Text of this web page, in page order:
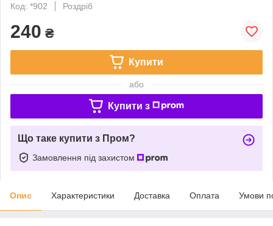
Код: *902
Роздріб
240 ₴
Купити
або
Купити з
Що таке купити з Пром?
Замовлення під захистом
Опис Характеристики Доставка Оплата Умови